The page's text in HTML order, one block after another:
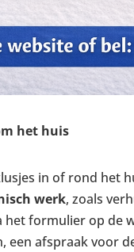
het huis
in of rond het
werk, zoals
het formulier op de
een afspraak voor